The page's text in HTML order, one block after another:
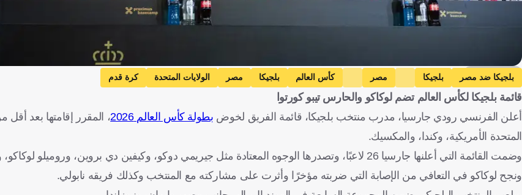
Getty Images
بلجيكا ضد مصر بلجيكا مصر كأس العالم بلجيكا مصر الولايات المتحدة كرة قدم
قائمة بلجيكا لكأس العالم تضم لوكاكو والحارس تيبو كورتوا
أعلن الفرنسي رودي جارسيا، مدرب منتخب بلجيكا، قائمة الفريق لخوض بطولة كأس العالم 2026
، المقرر إقامتها بعد
المتحدة الأمريكية، وكندا، والمكسيك.
وضمت القائمة التي أعلنها جارسيا 26 لاعبًا، وتصدرها الوجوه المعتادة مثل جيريمي دوكو، وكيفين دي بروين، وروميلو لوكاكو، والحارس تيبو كورتوا.
ونجح لوكاكو في التعافي من الإصابة التي ضربته مؤخرًا وأثرت على مشاركته مع المنتخب وكذلك فريقه نابولي.